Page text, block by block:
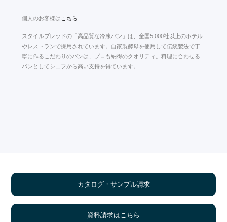
個人のお客様は こちら
スタイルブレッドの「高品質な冷凍パン」は、全国5,000社以上のホテル
やレストランで採用されています。自家製酵母を使用して伝統製法で丁
寧に作るこだわりのパンは、プロも納得のクオリティ。料理に合わせる
パンとしてシェフから高い支持を得ています。
カタログ・サンプル請求
資料請求はこちら